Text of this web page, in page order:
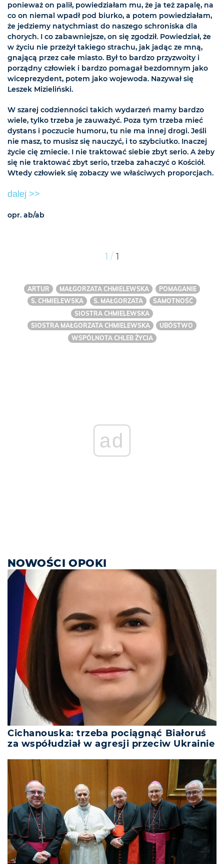
ponieważ on palił, powiedziałam mu, że ja też zapalę, na
co on niemal wpadł pod biurko, a potem powiedziałam,
że jedziemy natychmiast do naszego schroniska dla
chorych. I co zabawniejsze, on się zgodził. Powiedział, że
w życiu nie przeżył takiego strachu, jak jadąc ze mną,
gnającą przez całe miasto. Był to bardzo przyzwoity i
porządny człowiek i bardzo pomagał bezdomnym jako
wiceprezydent, potem jako wojewoda. Nazywał się
Leszek Mizieliński.
W szarej codzienności takich wydarzeń mamy bardzo
wiele, tylko trzeba je zauważyć. Poza tym trzeba mieć
dystans i poczucie humoru, tu nie ma innej drogi. Jeśli
nie masz, to musisz się nauczyć, i to szybciutko. Inaczej
życie cię zmiecie. I nie traktować siebie zbyt serio. A żeby
się nie traktować zbyt serio, trzeba zahaczyć o Kościół.
Wtedy człowiek się zobaczy we właściwych proporcjach.
dalej >>
opr. ab/ab
1 / 1
ARTUR MAŁGORZATA CHMIELEWSKA
POMAGANIE
S. CHMIELEWSKA
S. MAŁGORZATA
SAMOTNOŚĆ
SIOSTRA CHMIELEWSKA
SIOSTRA MAŁGORZATA CHMIELEWSKA
UBÓSTWO
WSPÓLNOTA CHLEB ŻYCIA
ad
NOWOŚCI OPOKI
Cichanouska: trzeba pociągnąć Białoruś
za współudział w agresji przeciw Ukrainie